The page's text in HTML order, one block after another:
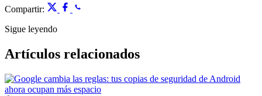
Compartir:
Sigue leyendo
Artículos relacionados